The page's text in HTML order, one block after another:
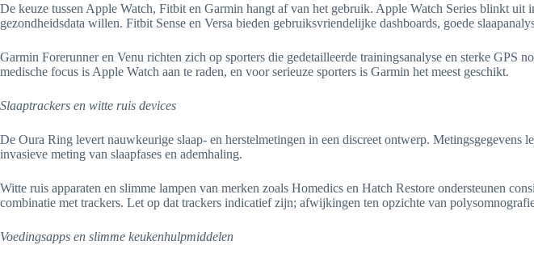
De keuze tussen Apple Watch, Fitbit en Garmin hangt af van het gebruik. Apple Watch Series blinkt
gezondheidsdata willen. Fitbit Sense en Versa bieden gebruiksvriendelijke dashboards, goede
Garmin Forerunner en Venu richten zich op sporters die gedetailleerde trainingsanalyse en sterke
medische focus is Apple Watch aan te raden, en voor serieuze sporters is Garmin het meest geschikt.
Slaaptrackers en witte ruis devices
De Oura Ring levert nauwkeurige slaap- en herstelmetingen in een discreet ontwerp.
invasieve meting van slaapfases en ademhaling.
Witte ruis apparaten en slimme lampen van merken zoals Homedics en Hatch Restore ondersteunen
combinatie met trackers. Let op dat trackers indicatief zijn; afwijkingen ten opzichte van
Voedingsapps en slimme keukenhulpmiddelen